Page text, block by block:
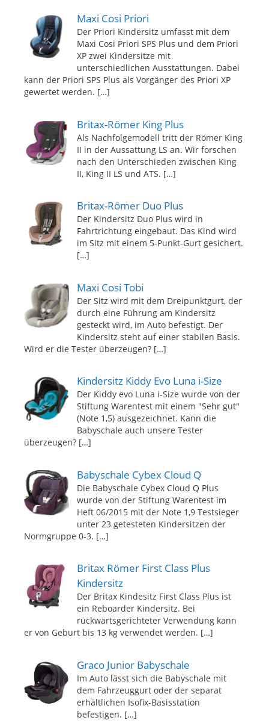
Maxi Cosi Priori
Der Priori Kindersitz umfasst mit dem
Maxi Cosi Priori SPS Plus und dem Priori
XP zwei Kindersitze mit
unterschiedlichen Ausstattungen. Dabei
kann der Priori SPS Plus als Vorgänger des Priori XP
gewertet werden. […]
Britax-Römer King Plus
Als Nachfolgemodell tritt der Römer King
II in der Aussattung LS an. Wir forschen
nach den Unterschieden zwischen King
II, King II LS und ATS. […]
Britax-Römer Duo Plus
Der Kindersitz Duo Plus wird in
Fahrtrichtung eingebaut. Das Kind wird
im Sitz mit einem 5-Punkt-Gurt gesichert.
[…]
Maxi Cosi Tobi
Der Sitz wird mit dem Dreipunktgurt, der
durch eine Führung am Kindersitz
gesteckt wird, im Auto befestigt. Der
Kindersitz steht auf einer stabilen Basis.
Wird er die Tester überzeugen? […]
Kindersitz Kiddy Evo Luna i-Size
Der Kiddy evo Luna i-Size wurde von der
Stiftung Warentest mit einem "Sehr gut"
(Note 1,5) ausgezeichnet. Kann die
Babyschale auch unsere Tester
überzeugen? […]
Babyschale Cybex Cloud Q
Die Babyschale Cybex Cloud Q Plus
wurde von der Stiftung Warentest im
Heft 06/2015 mit der Note 1,9 Testsieger
unter 23 getesteten Kindersitzen der
Normgruppe 0-3. […]
Britax Römer First Class Plus
Kindersitz
Der Britax Kindesitz First Class Plus ist
ein Reboarder Kindersitz. Bei
rückwärtsgerichteter Verwendung kann
er von Geburt bis 13 kg verwendet werden. […]
Graco Junior Babyschale
Im Auto lässt sich die Babyschale mit
dem Fahrzeuggurt oder der separat
erhältlichen Isofix-Basisstation
befestigen. […]